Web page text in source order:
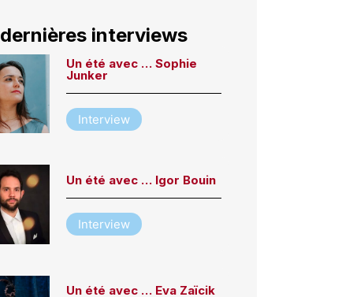
interviews
Un été avec … Sophie
Junker
Interview
Un été avec … Igor Bouin
Interview
Un été avec … Eva Zaïcik